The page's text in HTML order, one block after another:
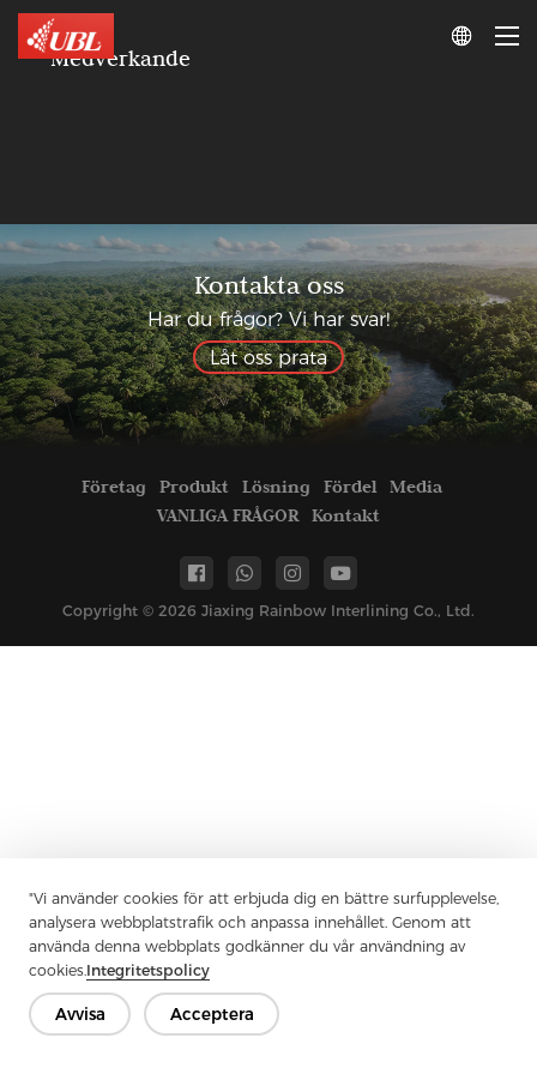
"Vi använder cookies för att erbjuda dig en bättre surfupplevelse,
analysera webbplatstrafik och anpassa innehållet. Genom att
använda denna webbplats godkänner du vår användning av
cookies.Integritetspolicy
Avvisa Acceptera

Medverkande
Kontakta oss
Har du frågor? Vi har svar!
Låt oss prata
Företag Produkt Lösning Fördel Media
VANLIGA FRÅGOR Kontakt
Copyright © 2026 Jiaxing Rainbow Interlining Co., Ltd.